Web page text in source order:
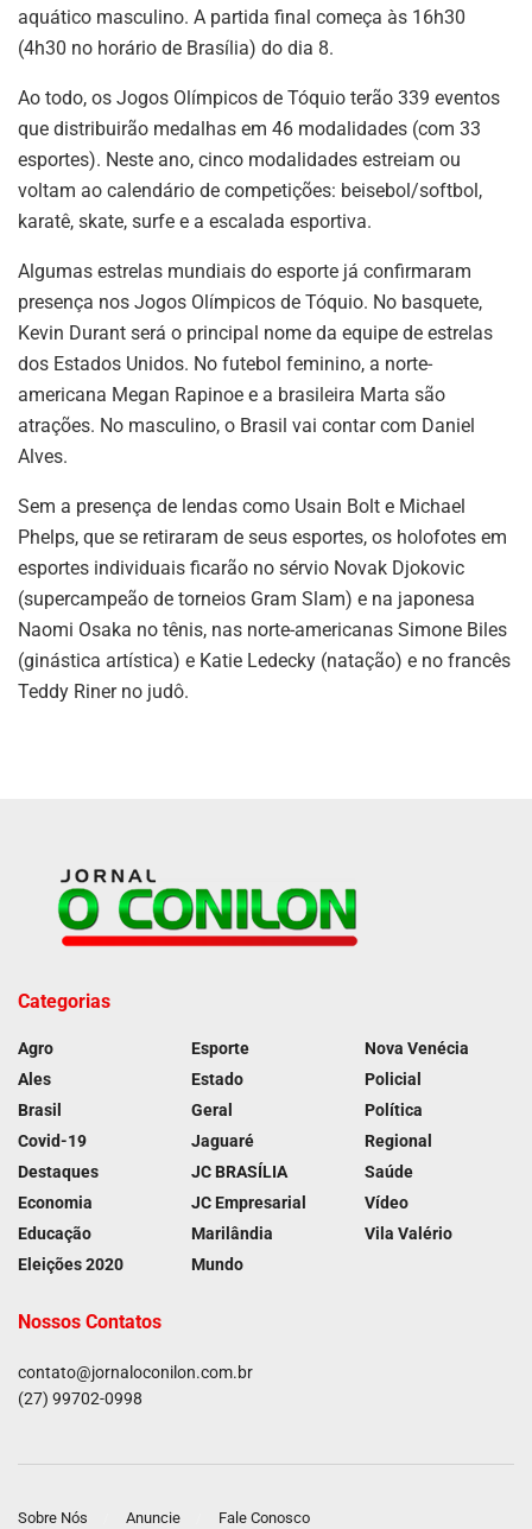
aquático masculino. A partida final começa às 16h30
(4h30 no horário de Brasília) do dia 8.
Ao todo, os Jogos Olímpicos de Tóquio terão 339 eventos
que distribuirão medalhas em 46 modalidades (com 33
esportes). Neste ano, cinco modalidades estreiam ou
voltam ao calendário de competições: beisebol/softbol,
karatê, skate, surfe e a escalada esportiva.
Algumas estrelas mundiais do esporte já confirmaram
presença nos Jogos Olímpicos de Tóquio. No basquete,
Kevin Durant será o principal nome da equipe de estrelas
dos Estados Unidos. No futebol feminino, a norte-
americana Megan Rapinoe e a brasileira Marta são
atrações. No masculino, o Brasil vai contar com Daniel
Alves.
Sem a presença de lendas como Usain Bolt e Michael
Phelps, que se retiraram de seus esportes, os holofotes em
esportes individuais ficarão no sérvio Novak Djokovic
(supercampeão de torneios Gram Slam) e na japonesa
Naomi Osaka no tênis, nas norte-americanas Simone Biles
(ginástica artística) e Katie Ledecky (natação) e no francês
Teddy Riner no judô.
Categorias
Agro
Ales
Brasil
Covid-19
Destaques
Economia
Educação
Eleições 2020
Esporte
Estado
Geral
Jaguaré
JC BRASÍLIA
JC Empresarial
Marilândia
Mundo
Nova Venécia
Policial
Política
Regional
Saúde
Vídeo
Vila Valério
Nossos Contatos
contato@jornaloconilon.com.br
(27) 99702-0998
Sobre Nós Anuncie Fale Conosco